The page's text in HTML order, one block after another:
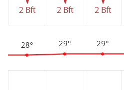
2 Bft
28°
2 Bft
29°
2 Bft
29°